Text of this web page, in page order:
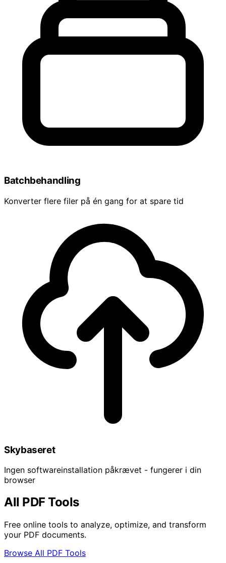
Batchbehandling
Konverter flere filer på én gang for at spare tid
Skybaseret
Ingen softwareinstallation påkrævet - fungerer i din
browser
All PDF Tools
Free online tools to analyze, optimize, and transform
your PDF documents.
Browse All PDF Tools